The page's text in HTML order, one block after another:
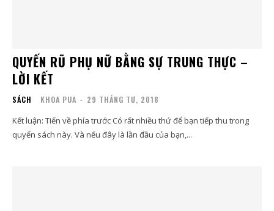
QUYẾN RŨ PHỤ NỮ BẰNG SỰ TRUNG THỰC –
LỜI KẾT
SÁCH KHOA PUA - 29 THÁNG TƯ, 2018
Kết luận: Tiến về phía trước Có rất nhiều thứ để bạn tiếp thu trong
quyển sách này. Và nếu đây là lần đầu của bạn,...